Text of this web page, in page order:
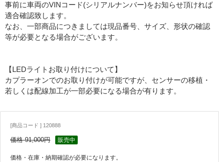
事前に車両のVINコード(シリアルナンバー)をお知らせ頂ければ
適合確認致します。
なお、一部商品につきましては現品番号、サイズ、形状の確認
等が必要となる場合がございます。
【LEDライトお取り付けについて】
カプラーオンでのお取り付けが可能ですが、センサーの移植・
若しくは配線加工が一部必要になる場合が有ります。
[商品コード ] 120888
価格 91,000円 販売中
価格・在庫・納期確認が必要になります。